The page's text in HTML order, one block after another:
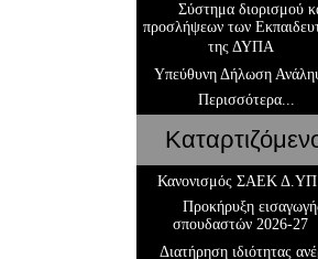
Σύστημα διορισμού
προσλήψεων των
της ΔΥΠΑ
Υπεύθυνη Δήλωση
Περισσότερα...
Κανονισμός ΣΑΕΚ
Προκήρυξη
σπουδαστών 2026-27
Διατήρηση ιδιότητας